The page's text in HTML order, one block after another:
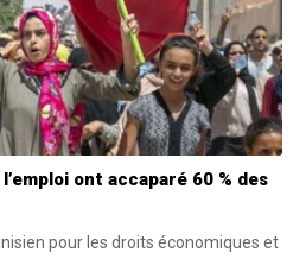
ont accaparé 60 % des
pour les droits économiques et